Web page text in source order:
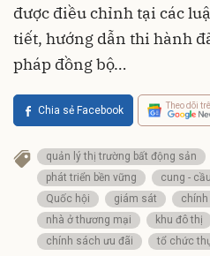
được điều chỉnh tại các
tiết, hướng dẫn thi hành
pháp đồng bộ…
Chia sẻ Facebook Theo dõi
quản lý thị trường bất động sản
phát triển bền vững
cung - cầu
Quốc hội
giám sát
nhà ở thương mại
khu đô thị
chính sách ưu đãi
tổ chức